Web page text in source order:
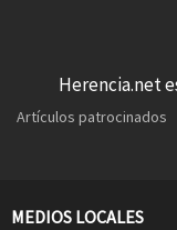
Herencia.net
Artículos patrocinados
MEDIOS LOCALES